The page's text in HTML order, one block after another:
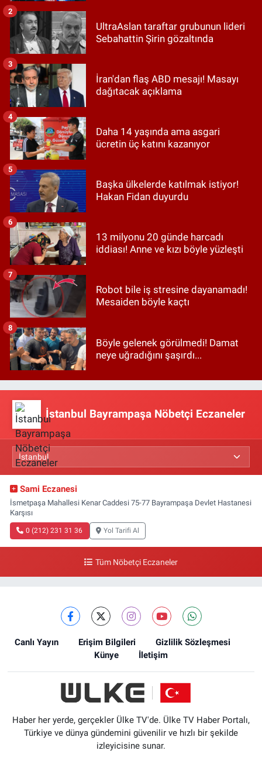
UltraAslan taraftar grubunun lideri
Sebahattin Şirin gözaltında
2
İran'dan flaş ABD mesajı! Masayı
dağıtacak açıklama
3
Daha 14 yaşında ama asgari
ücretin üç katını kazanıyor
4
Başka ülkelerde katılmak istiyor!
Hakan Fidan duyurdu
5
13 milyonu 20 günde harcadı
iddiası! Anne ve kızı böyle yüzleşti
6
Robot bile iş stresine dayanamadı!
Mesaiden böyle kaçtı
7
Böyle gelenek görülmedi! Damat
neye uğradığını şaşırdı...
8
İstanbul Bayrampaşa Nöbetçi Eczaneler
Sami Eczanesi
İsmetpaşa Mahallesi Kenar Caddesi 75-77 Bayrampaşa Devlet Hastanesi
Karşısı
0 (212) 231 31 36 Yol Tarifi Al
Tüm Nöbetçi Eczaneler
Canlı Yayın Erişim Bilgileri
Gizlilik Sözleşmesi
Künye
İletişim
Haber her yerde, gerçekler Ülke TV'de. Ülke TV Haber Portalı,
Türkiye ve dünya gündemini güvenilir ve hızlı bir şekilde
izleyicisine sunar.